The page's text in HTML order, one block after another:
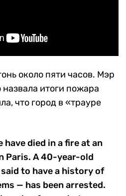
около пяти часов. Мэр
итоги пожара
что город в «трауре
have died in a fire at an
Paris. A 40-year-old
to have a history of
— has been arrested.